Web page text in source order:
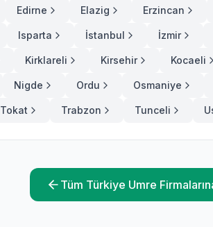
Edirne Elazig Erzincan
Isparta İstanbul İzmir
Kirklareli Kirsehir Kocaeli
Nigde Ordu Osmaniye
Tokat Trabzon Tunceli
Tüm Türkiye Umre